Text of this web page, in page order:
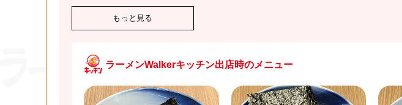
もっと見る
ラーメンWalkerキッチン出店時のメニュー